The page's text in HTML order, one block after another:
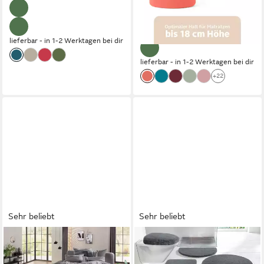
lieferbar - in 1-2 Werktagen bei dir
pflegeleicht
lieferbar - in 1-2 Werktagen bei dir
+22
Sehr beliebt
OTTO HOME
Bettwäsche Kelian, Linon, 2
Sehr beliebt
OTTO HOME
Badematte Merida,